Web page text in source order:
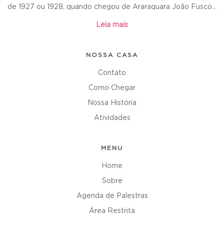
de 1927 ou 1928, quando chegou de Araraquara João Fusco...
Leia mais
NOSSA CASA
Contato
Como Chegar
Nossa História
Atividades
MENU
Home
Sobre
Agenda de Palestras
Área Restrita